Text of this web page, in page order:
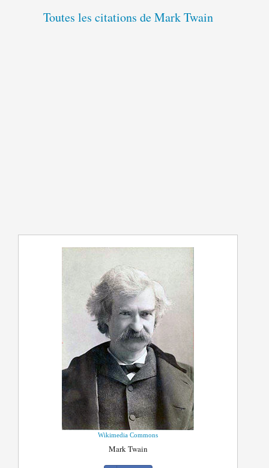
Toutes les citations de Mark Twain
Wikimedia Commons
Mark Twain